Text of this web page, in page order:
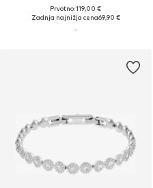
Prvotno: 119,00 €
Zadnja najnižja cena69,90 €